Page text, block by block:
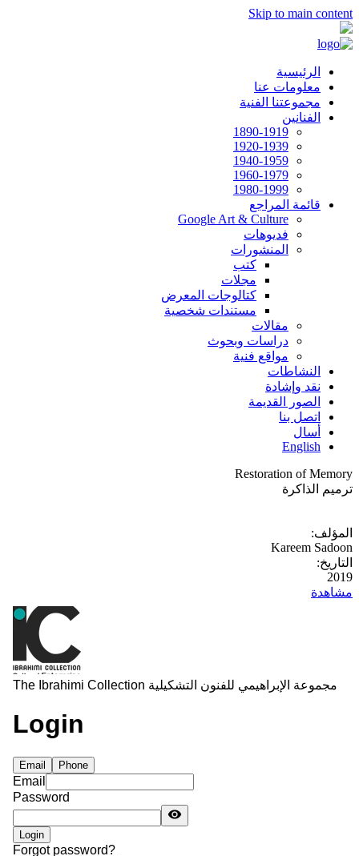
Skip to main content
الرئيسية
معلومات عنا
مجموعتنا الفنية
الفنانين
1890-1919
1920-1939
1940-1959
1960-1979
1980-1999
قائمة المراجع
Google Art & Culture
فديوهات
المنشورات
كتب
مجلات
كتالوجات المعرض
مستندات شخصية
مقالات
دراسات وبحوث
مواقع فنية
النشاطات
نقد وإشادة
الصور القديمة
اتصل بنا
أسال
English
Restoration of Memory
ترميم الذاكرة
المؤلف:
Kareem Sadoon
التاريخ:
2019
مشاهدة